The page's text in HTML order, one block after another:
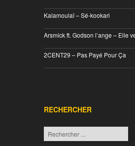
Kalamoulaï – Sé-kookari
Arsmick ft. Godson l’ange – Elle
2CENT29 – Pas Payé Pour Ça
RECHERCHER